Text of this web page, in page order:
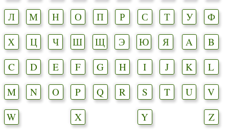
Л
М Н О П Р С Т У
Ф
Х
Ц Ч Ш Щ Э Ю Я A
B
C
D E F G H I J K
L
M
N O P Q R S T U
V
W
X Y Z